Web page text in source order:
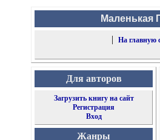
Маленькая
|
На главную
Для авторов
Загрузить книгу на сайт
Регистрация
Вход
Жанры